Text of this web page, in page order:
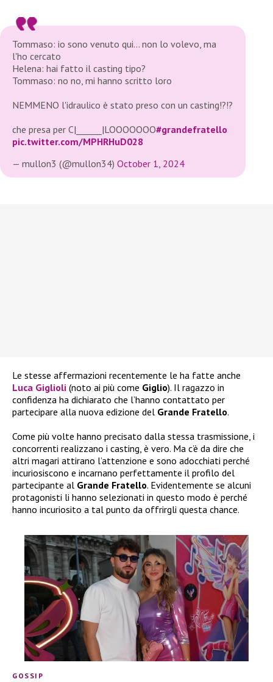
Tommaso: io sono venuto qui… non lo volevo, ma
l'ho cercato
Helena: hai fatto il casting tipo?
Tommaso: no no, mi hanno scritto loro
NEMMENO l'idraulico è stato preso con un casting!?!?
che presa per C|______|LOOOOOOO#grandefratello
pic.twitter.com/MPHRHuD028
— mullon3 (@mullon34) October 1, 2024
Le stesse affermazioni recentemente le ha fatte anche
Luca Giglioli (noto ai più come Giglio). Il ragazzo in
confidenza ha dichiarato che l’hanno contattato per
partecipare alla nuova edizione del Grande Fratello.
Come più volte hanno precisato dalla stessa trasmissione, i
concorrenti realizzano i casting, è vero. Ma c’è da dire che
altri magari attirano l’attenzione e sono adocchiati perché
incuriosiscono e incarnano perfettamente il profilo del
partecipante al Grande Fratello. Evidentemente se alcuni
protagonisti li hanno selezionati in questo modo è perché
hanno incuriosito a tal punto da offrirgli questa chance.
GOSSIP